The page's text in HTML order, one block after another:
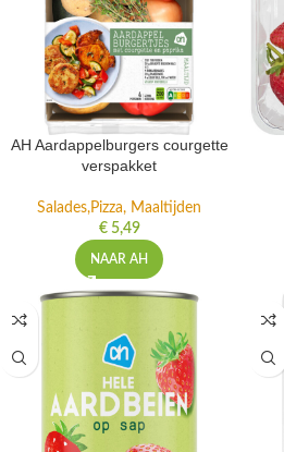
AH Aardappelburgers courgette
verspakket
Salades,Pizza, Maaltijden
€5,49
NAAR AH